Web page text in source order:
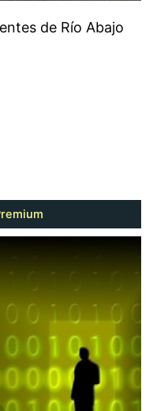
de Río Abajo